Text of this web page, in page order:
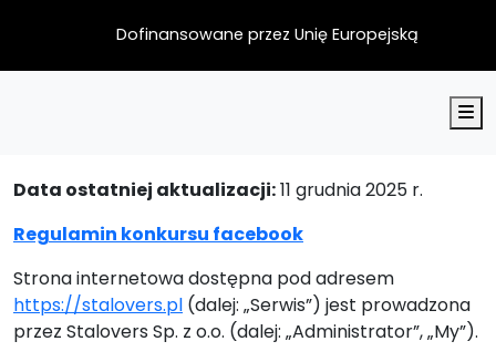
Dofinansowane przez Unię Europejską
Data ostatniej aktualizacji:11 grudnia 2025 r.
Regulamin konkursu facebook
Strona internetowa dostępna pod adresem
https://stalovers.pl (dalej: „Serwis”) jest prowadzona
przez Stalovers Sp. z o.o. (dalej: „Administrator”, „My”).